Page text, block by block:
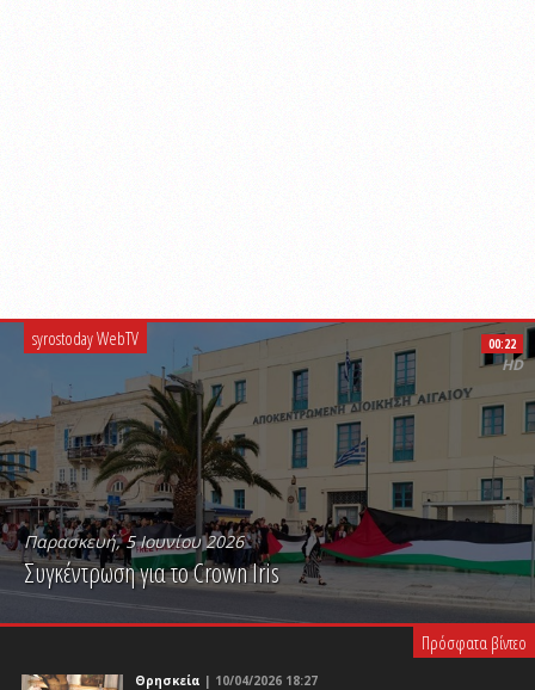
syrostoday WebTV
Παρασκευή, 5 Ιουνίου 2026
Συγκέντρωση για το Crown Iris
PLAY VIDEO
00:22
HD
Πρόσφατα βίντεο
Θρησκεία | 10/04/2026 18:27